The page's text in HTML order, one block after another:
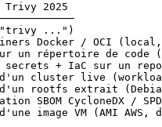
2025
"trivy ...")
Docker / OCI
un répertoire de code
secrets + IaC sur un
cluster live
rootfs extrait
SBOM CycloneDX /
image VM (AMI AWS,